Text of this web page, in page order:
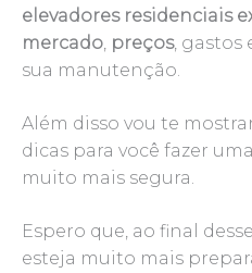
elevadores residenciais
mercado preços, gastos
sua manutenção.
Além disso vou te
dicas para você fazer
muito mais segura.
Espero que, ao final
esteja muito mais